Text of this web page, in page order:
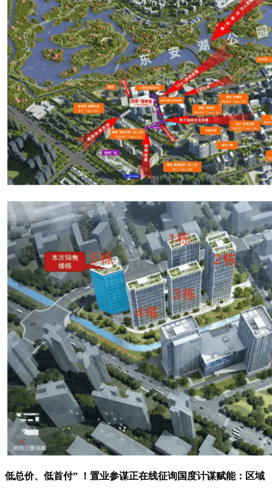
低总价、低首付” ！置业参谋正在线征询国度计谋赋能：区域